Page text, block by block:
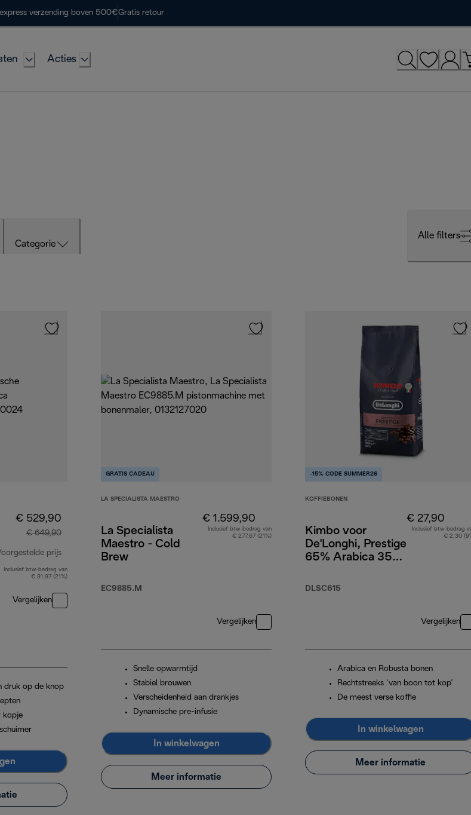
verzending boven 500€Gratis retour
Acties
Categorie
Alle filters
€ 529,90
€ 649,90
prijs
originele prijs € 649,90
Inclusief btw-bedrag van
€ 91,97 (21%)
Vergelijken
druk op de knop
kopje
GRATIS CADEAU
LA SPECIALISTA MAESTRO
La Specialista
Maestro - Cold
Brew
EC9885.M
€ 1.599,90
Inclusief btw-bedrag van
€ 277,67 (21%)
Vergelijken
Snelle opwarmtijd
Stabiel brouwen
Verscheidenheid aan drankjes
Dynamische pre-infusie
In winkelwagen
Meer informatie
-15% CODE SUMMER26
KOFFIEBONEN
Kimbo voor
De'Longhi, Prestige
65% Arabica 35%
DLSC615
€ 27,90
Inclusief btw-bedrag
€ 2,30
Vergelijken
Arabica en Robusta bonen
Rechtstreeks ‘van boon tot kop’
De meest verse koffie
In winkelwagen
Meer informatie